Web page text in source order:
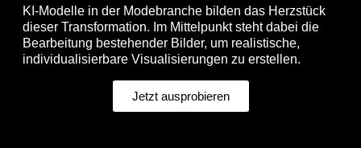
KI-Modelle in der Modebranche bilden das Herzstück
dieser Transformation. Im Mittelpunkt steht dabei die
Bearbeitung bestehender Bilder, um realistische,
individualisierbare Visualisierungen zu erstellen.
Jetzt ausprobieren